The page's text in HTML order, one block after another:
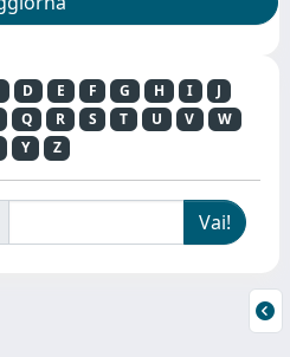
D E F G H I
J
Q R S T U V
W
Y Z